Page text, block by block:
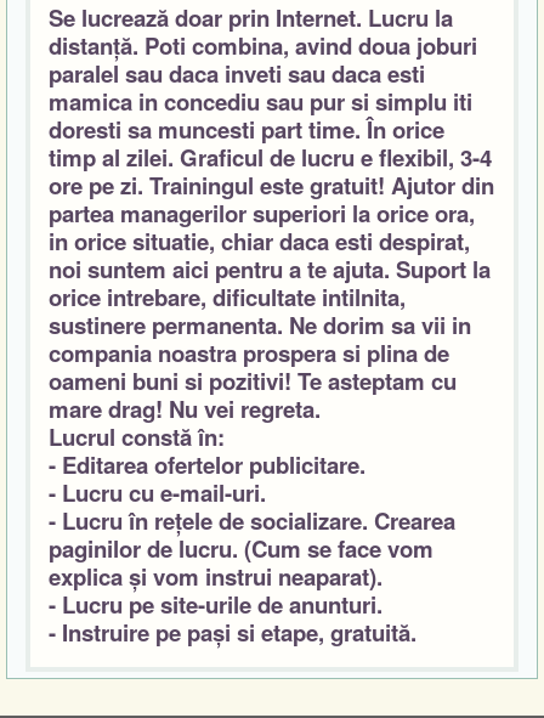
Se lucrează doar prin Internet. Lucru la
distanță. Poti combina, avind doua joburi
paralel sau daca inveti sau daca esti
mamica in concediu sau pur si simplu iti
doresti sa muncesti part time. În orice
timp al zilei. Graficul de lucru e flexibil, 3-4
ore pe zi. Trainingul este gratuit! Ajutor din
partea managerilor superiori la orice ora,
in orice situatie, chiar daca esti despirat,
noi suntem aici pentru a te ajuta. Suport la
orice intrebare, dificultate intilnita,
sustinere permanenta. Ne dorim sa vii in
compania noastra prospera si plina de
oameni buni si pozitivi! Te asteptam cu
mare drag! Nu vei regreta.
Lucrul constă în:
- Editarea ofertelor publicitare.
- Lucru cu e-mail-uri.
- Lucru în rețele de socializare. Crearea
paginilor de lucru. (Cum se face vom
explica și vom instrui neaparat).
- Lucru pe site-urile de anunturi.
- Instruire pe pași si etape, gratuită.